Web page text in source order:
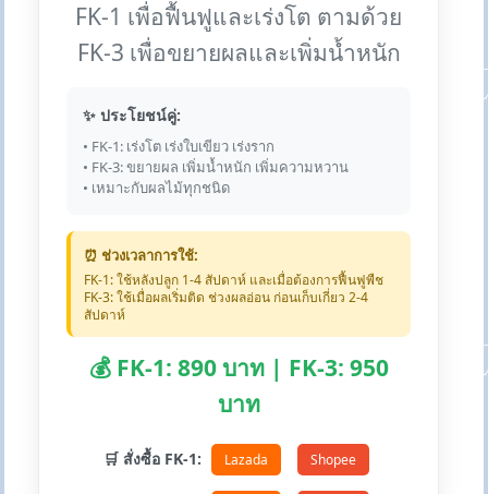
FK-1 เพื่อฟื้นฟูและเร่งโต ตามด้วย
FK-3 เพื่อขยายผลและเพิ่มน้ำหนัก
✨ ประโยชน์คู่:
• FK-1: เร่งโต เร่งใบเขียว เร่งราก
• FK-3: ขยายผล เพิ่มน้ำหนัก เพิ่มความหวาน
• เหมาะกับผลไม้ทุกชนิด
⏰ ช่วงเวลาการใช้:
FK-1: ใช้หลังปลูก 1-4 สัปดาห์ และเมื่อต้องการฟื้นฟูพืช
FK-3: ใช้เมื่อผลเริ่มติด ช่วงผลอ่อน ก่อนเก็บเกี่ยว 2-4
สัปดาห์
💰 FK-1: 890 บาท | FK-3: 950
บาท
🛒 สั่งซื้อ FK-1: Lazada Shopee